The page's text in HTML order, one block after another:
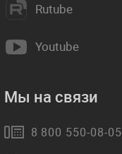
Rutube
Youtube
Мы на связи
8 800 550-08-05